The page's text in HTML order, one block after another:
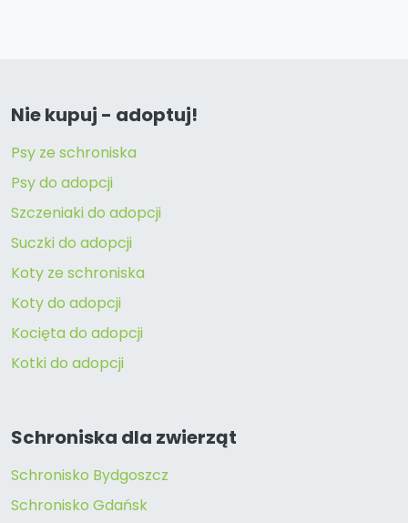
Nie kupuj - adoptuj!
Psy ze schroniska
Psy do adopcji
Szczeniaki do adopcji
Suczki do adopcji
Koty ze schroniska
Koty do adopcji
Kocięta do adopcji
Kotki do adopcji
Schroniska dla zwierząt
Schronisko Bydgoszcz
Schronisko Gdańsk